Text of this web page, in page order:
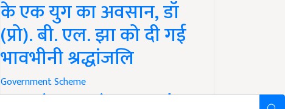
के एक युग का अवसान, डॉ
(प्रो). बी. एल. झा को दी गई
भावभीनी श्रद्धांजलि
Government Scheme
PM Kisan Yojana Update: